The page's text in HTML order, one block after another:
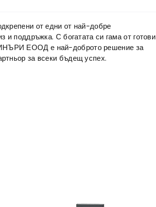
от едни от най-добре
и поддръжка. С богатата си гама от готови
ЕООД е най-доброто решение за
за всеки бъдещ успех.